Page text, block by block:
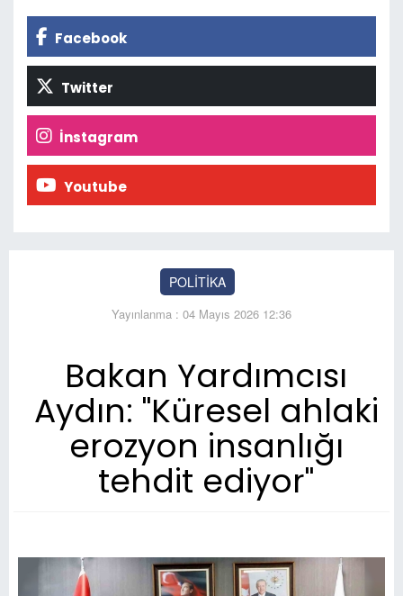
Facebook
Twitter
İnstagram
Youtube
POLİTİKA
Yayınlanma : 04 Mayıs 2026 12:36
Bakan Yardımcısı
Aydın: "Küresel ahlaki
erozyon insanlığı
tehdit ediyor"